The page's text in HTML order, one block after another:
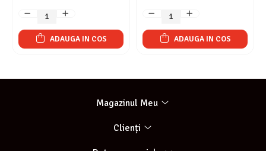
ADAUGA IN COS ADAUGA IN COS
Magazinul Meu
Clienți